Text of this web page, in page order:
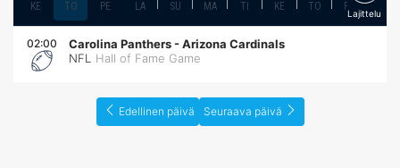
KE TO PE LA SU MA TI KE TO PE
Lajittelu
02:00 Carolina Panthers -Arizona Cardinals
NFL
Hall of Fame Game
Edellinen päivä Seuraava päivä